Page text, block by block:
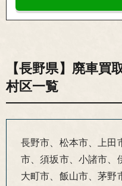
【長野県】廃車
村区一覧
長野市、松本市、上田
市、須坂市、小諸市、
大町市、飯山市、茅野